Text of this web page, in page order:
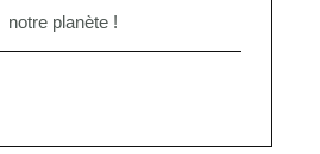
notre planète !